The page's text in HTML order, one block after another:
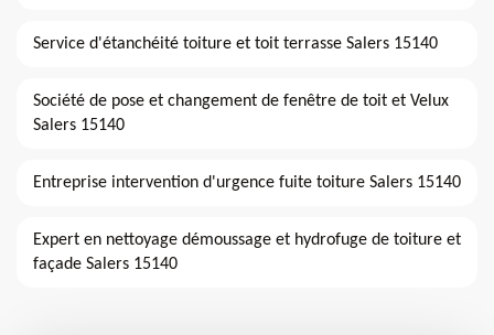
Service d'étanchéité toiture et toit terrasse Salers 15140
Société de pose et changement de fenêtre de toit et Velux
Salers 15140
Entreprise intervention d'urgence fuite toiture Salers 15140
Expert en nettoyage démoussage et hydrofuge de toiture et
façade Salers 15140